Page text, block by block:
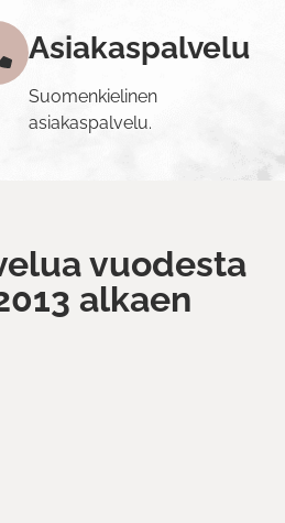
Asiakaspalvelu
Suomenkielinen
asiakaspalvelu.
vuodesta
alkaen